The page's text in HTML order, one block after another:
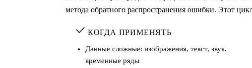
метода обратного распространения ошибки. Этот
КОГДА ПРИМЕНЯТЬ
Данные сложные: изображения, текст, звук,
временные ряды